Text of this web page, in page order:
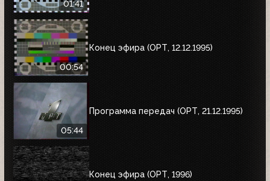
01:41
00:54
Конец эфира (ОРТ, 12.12.1995)
05:44
Программа передач (ОРТ, 21.12.1995)
Конец эфира (ОРТ, 1996)